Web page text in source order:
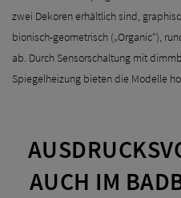
zwei Dekoren erhältlich sind,
bionisch-geometrisch („Organic“),
ab. Durch Sensorschaltung mit
Spiegelheizung bieten die Modelle
AUCH IM